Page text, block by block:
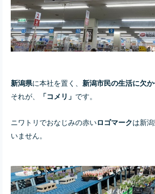
新潟県に本社を置く、 新潟市民の生活に欠
それが、
「コメリ」 です。
ニワトリでおなじみの赤いロゴマークは新
いません。